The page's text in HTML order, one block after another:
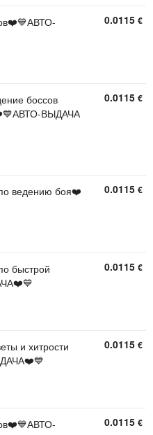
0.0115 €
боссов
ВЫДАЧА
0.0115 €
ведению боя❤️
0.0115 €
быстрой
0.0115 €
и хитрости
0.0115 €
0.0115 €